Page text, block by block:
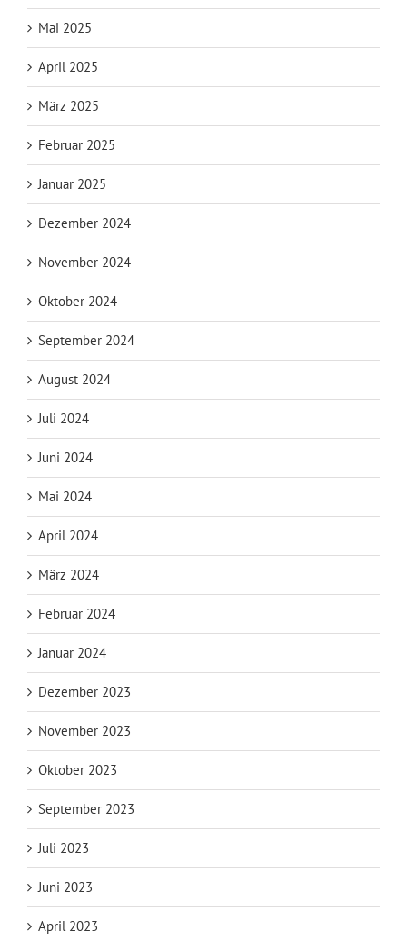
Mai 2025
April 2025
März 2025
Februar 2025
Januar 2025
Dezember 2024
November 2024
Oktober 2024
September 2024
August 2024
Juli 2024
Juni 2024
Mai 2024
April 2024
März 2024
Februar 2024
Januar 2024
Dezember 2023
November 2023
Oktober 2023
September 2023
Juli 2023
Juni 2023
April 2023